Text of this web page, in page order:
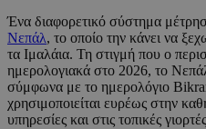
Ένα διαφορετικό σύστημα
Νεπάλ, το οποίο την κάνει να
τα Ιμαλάια. Τη στιγμή που ο
ημερολογιακά στο 2026, το
σύμφωνα με το ημερολόγιο
χρησιμοποιείται ευρέως στην
υπηρεσίες και στις τοπικές